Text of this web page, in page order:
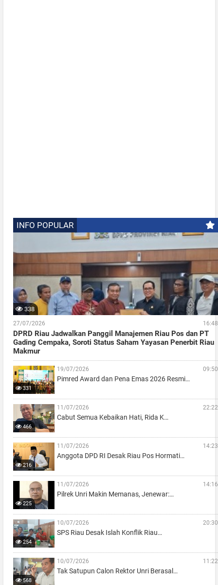
INFO POPULAR
338
27/07/2026 16:48
DPRD Riau Jadwalkan Panggil Manajemen Riau Pos dan PT
Gading Cempaka, Soroti Status Saham Yayasan Penerbit Riau
Makmur
331
19/07/2026 09:50
Pimred Award dan Pena Emas 2026 Resmi…
466
11/07/2026 22:22
Cabut Semua Kebaikan Hati, Rida K…
216
11/07/2026 14:23
Anggota DPD RI Desak Riau Pos Hormati…
225
11/07/2026 14:16
Pilrek Unri Makin Memanas, Jenewar:…
254
10/07/2026 20:30
SPS Riau Desak Islah Konflik Riau…
568
10/07/2026 11:22
Tak Satupun Calon Rektor Unri Berasal…